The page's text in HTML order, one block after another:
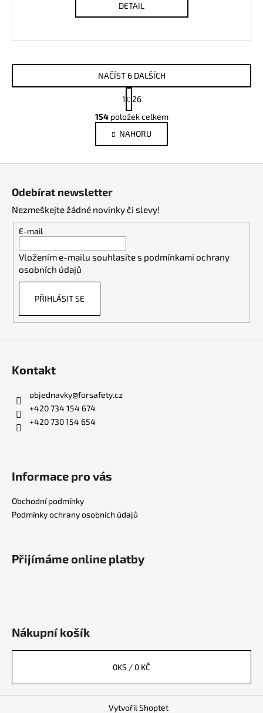
DETAIL
O
v
l
á
d
p
r
k
y
u
NAČÍST 6 DALŠÍCH
S
t
r
á
n
k
í
1
26
154položek celkem
NAHORU
Odebírat newsletter
Nezmeškejte žádné novinky či slevy!
E-mail
Vložením e-mailu souhlasíte s podmínkami ochrany
osobních údajů
PŘIHLÁSIT SE
Kontakt
objednavky@forsafety.cz
+420 734 154 674
+420 730 154 654
Informace pro vás
Obchodní podmínky
Podmínky ochrany osobních údajů
Přijímáme online platby
Nákupní košík
0KS / 0 KČ
Vytvořil Shoptet